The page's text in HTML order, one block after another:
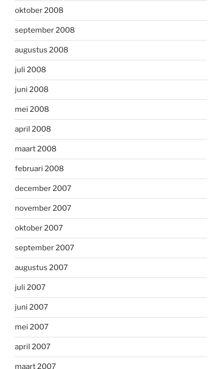
oktober 2008
september 2008
augustus 2008
juli 2008
juni 2008
mei 2008
april 2008
maart 2008
februari 2008
december 2007
november 2007
oktober 2007
september 2007
augustus 2007
juli 2007
juni 2007
mei 2007
april 2007
maart 2007